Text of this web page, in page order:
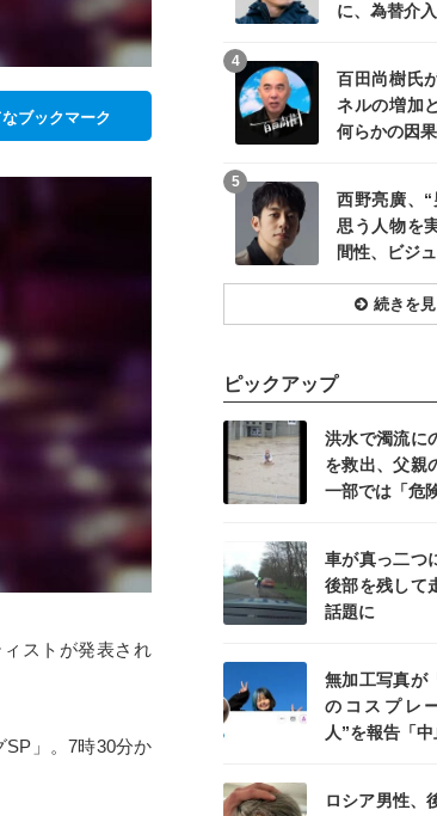
ブックマーク
ストが発表され
SP」。7時30分か
に、為替介
百田尚樹氏
ネルの増加
何らかの因
4
西野亮廣、
思う人物を
間性、ビジ
5
記事を読む
続きを
ピックアップ
洪水で濁流に
を救出、父親
一部では「危
車が真っ二つ
後部を残して
話題に
記事を読む
無加工写真が
のコスプレ
人”を報告「
記事を読む
ロシア男性、